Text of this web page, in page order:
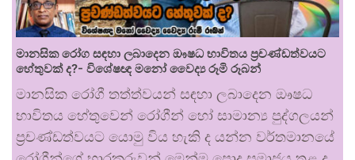
මානසික රෝග සඳහා ලබාදෙන ඖෂධ භාවිතය ප්‍රචණ්ඩත්වයට
හේතුවක් ද?- විශේෂඥ මනෝ වෛද්‍ය රූමි රූබන්
මානසික රෝගී තත්ත්වයන් සඳහා ලබාදෙන ඖෂධ
භාවිතය හේතුවෙන් රෝගීන් හෝ සාමාන්‍ය පුද්ගලයන්
ප්‍රචණ්ඩත්වයට යොමු විය හැකි ද යන්න වර්තමානයේ